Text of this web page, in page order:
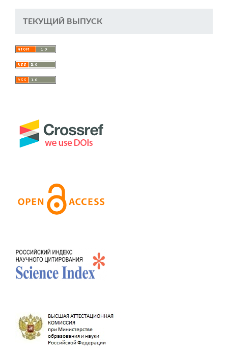
ТЕКУЩИЙ ВЫПУСК